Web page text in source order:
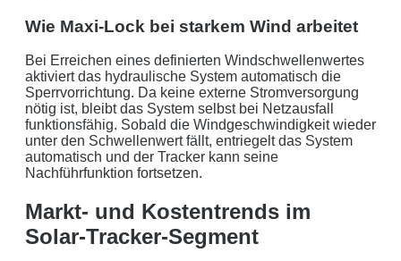
Wie Maxi-Lock bei starkem Wind arbeitet
Bei Erreichen eines definierten Windschwellenwertes
aktiviert das hydraulische System automatisch die
Sperrvorrichtung. Da keine externe Stromversorgung
nötig ist, bleibt das System selbst bei Netzausfall
funktionsfähig. Sobald die Windgeschwindigkeit wieder
unter den Schwellenwert fällt, entriegelt das System
automatisch und der Tracker kann seine
Nachführfunktion fortsetzen.
Markt- und Kostentrends im
Solar-Tracker-Segment